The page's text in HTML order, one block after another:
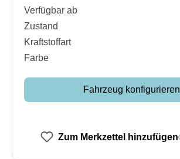
Verfügbar ab
Zustand
Kraftstoffart
Farbe
Fahrzeug konfigurieren
Zum Merkzettel hinzufügen